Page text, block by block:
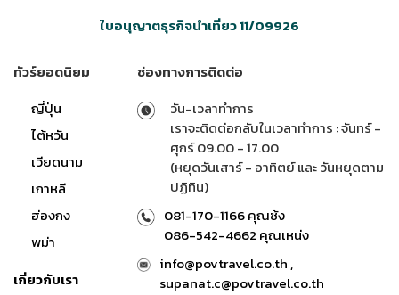
ใบอนุญาตธุรกิจนำเที่ยว 11/09926
ทัวร์ยอดนิยม
ญี่ปุ่น
ไต้หวัน
เวียดนาม
เกาหลี
ฮ่องกง
พม่า
เกี่ยวกับเรา
ช่องทางการติดต่อ
วัน-เวลาทำการ
เราจะติดต่อกลับในเวลาทำการ : จันทร์ -
ศุกร์ 09.00 - 17.00
(หยุดวันเสาร์ - อาทิตย์ และ วันหยุดตาม
ปฏิทิน)
081-170-1166 คุณซ้ง
086-542-4662 คุณเหน่ง
info@povtravel.co.th ,
supanat.c@povtravel.co.th